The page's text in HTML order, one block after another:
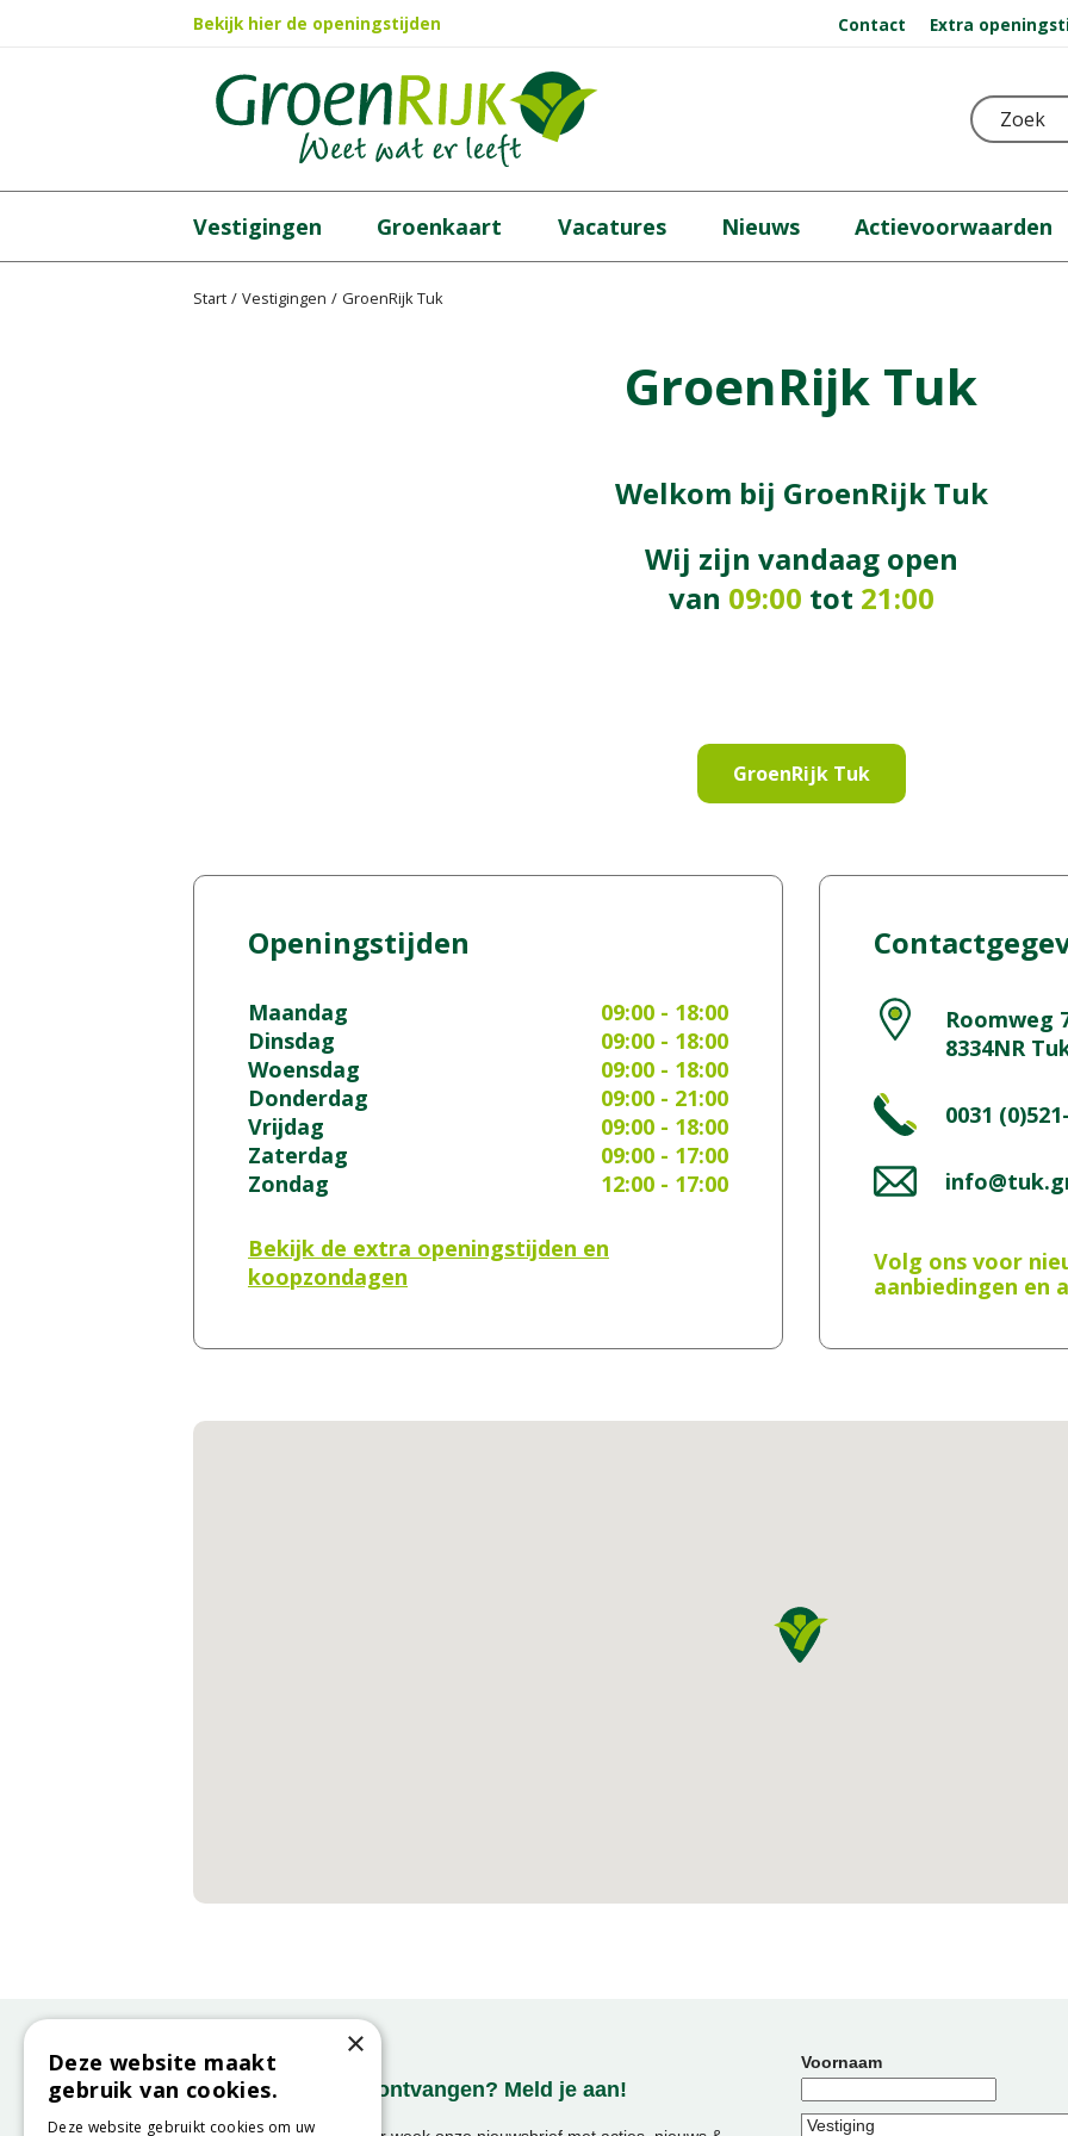
Start Vestigingen GroenRijk Tuk
Bekijk hier de openingstijden Contact Extra
Vestigingen Groenkaart Vacatures Nieuws Actievoorwaarden
GroenRijk Tuk
Welkom bij GroenRijk Tuk
Wij zijn vandaag open
van 09:00 tot 21:00
GroenRijk Tuk
Openingstijden
Maandag
09:00 - 18:00
Dinsdag
09:00 - 18:00
Woensdag
09:00 - 18:00
Donderdag
09:00 - 21:00
Vrijdag
09:00 - 18:00
Zaterdag
09:00 - 17:00
Zondag
12:00 - 17:00
Bekijk de extra openingstijden en
koopzondagen
Roomweg
8334NR
0031
Volg ons voor
aanbiedingen en
Onze nieuwsbrief ontvangen? Meld je aan!
Voornaam
×
Deze website maakt
gebruik van cookies.
Deze website gebruikt cookies om uw